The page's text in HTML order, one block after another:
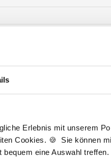
Erlebnis mit unserem
Cookies. 🍪 Sie können
eine Auswahl treffen.
oder E-Mail ab.